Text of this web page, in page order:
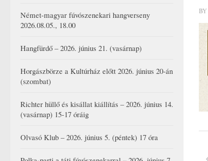
BY
Német-magyar fúvószenekari hangverseny
2026.08.05., 18.00
Hangfürdő – 2026. június 21. (vasárnap)
Horgászbörze a Kultúrház előtt 2026. június 20-án
(szombat)
Richter hüllő és kisállat kiállítás – 2026. június 14.
(vasárnap) 15-17 óráig
Olvasó Klub – 2026. június 5. (péntek) 17 óra